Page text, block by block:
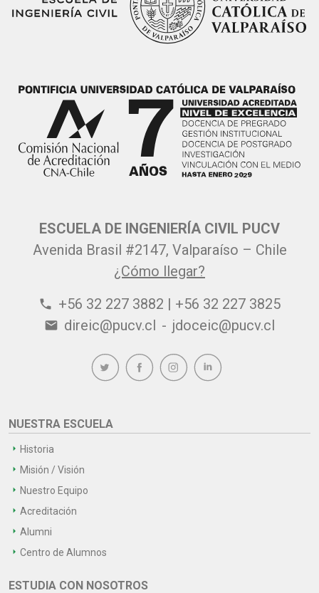
ESCUELA DE INGENIERÍA CIVIL PUCV
Avenida Brasil #2147, Valparaíso – Chile
¿Cómo llegar?
phone +56 32 227 3882 | +56 32 227 3825
email direic@pucv.cl - jdoceic@pucv.cl
NUESTRA ESCUELA
Historia
Misión / Visión
Nuestro Equipo
Acreditación
Alumni
Centro de Alumnos
ESTUDIA CON NOSOTROS